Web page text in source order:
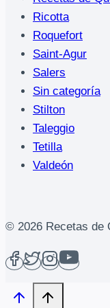
Ricotta
Roquefort
Saint-Agur
Salers
Sin categoría
Stilton
Taleggio
Tetilla
Valdeón
© 2026 Recetas de